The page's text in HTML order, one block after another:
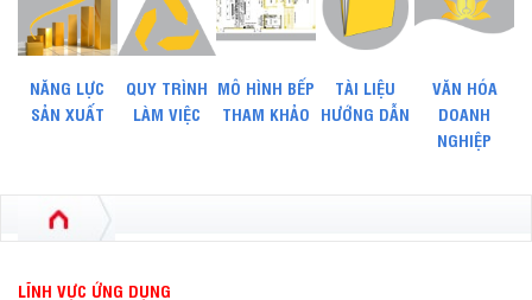
NĂNG LỰC
SẢN XUẤT
QUY TRÌNH
LÀM VIỆC
MÔ HÌNH BẾP
THAM KHẢO
TÀI LIỆU
HƯỚNG DẪN
VĂN HÓA
DOANH
NGHIỆP
LĨNH VỰC ỨNG DỤNG